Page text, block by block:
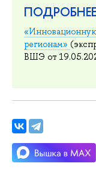
регионам»
ВШЭ от